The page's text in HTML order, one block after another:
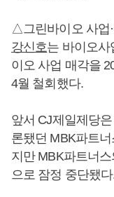
△그린바이오 사업
강신호는 바이오사
이오 사업 매각을
4월 철회했다.
앞서 CJ제일제당
론됐던 MBK파트
지만 MBK파트너
으로 잠정 중단됐